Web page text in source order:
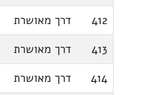
412
דרך מאושרת
413
דרך מאושרת
414
דרך מאושרת